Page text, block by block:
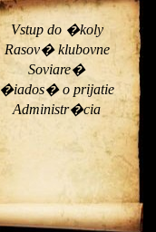
Vstup do �koly
Rasov� klubovne
Soviare�
�iados� o prijatie
Administr�cia